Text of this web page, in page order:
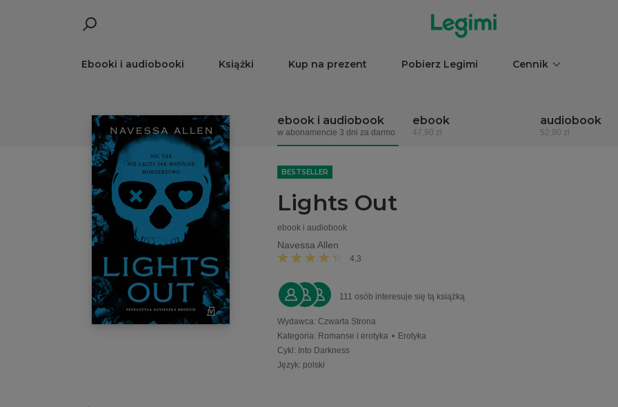
Ebooki i audiobooki Książki Kup na prezent Pobierz Legimi Cennik
ebook i audiobook
w abonamencie 3 dni za darmo
ebook
47,90 zł
audiobook
52,90 zł
BESTSELLER
Lights Out
ebook i audiobook
Navessa Allen
4,3
111 osób interesuje się tą książką
Wydawca: Czwarta Strona
Kategoria: Romanse i erotyka • Erotyka
Cykl : Into Darkness
Język: polski